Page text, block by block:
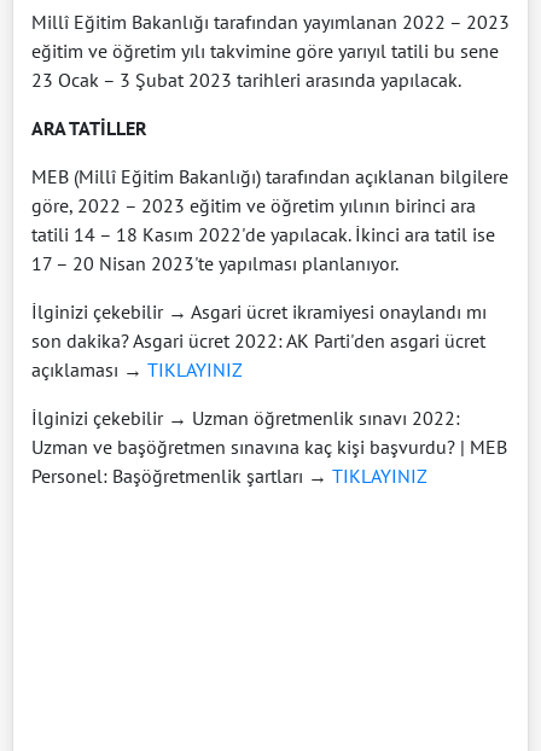
Millî Eğitim Bakanlığı tarafından yayımlanan 2022 – 2023
eğitim ve öğretim yılı takvimine göre yarıyıl tatili bu sene
23 Ocak – 3 Şubat 2023 tarihleri arasında yapılacak.
ARA TATİLLER
MEB (Millî Eğitim Bakanlığı) tarafından açıklanan bilgilere
göre, 2022 – 2023 eğitim ve öğretim yılının birinci ara
tatili 14 – 18 Kasım 2022'de yapılacak. İkinci ara tatil ise
17 – 20 Nisan 2023'te yapılması planlanıyor.
İlginizi çekebilir → Asgari ücret ikramiyesi onaylandı mı
son dakika? Asgari ücret 2022: AK Parti'den asgari ücret
açıklaması → TIKLAYINIZ
İlginizi çekebilir → Uzman öğretmenlik sınavı 2022:
Uzman ve başöğretmen sınavına kaç kişi başvurdu? | MEB
Personel: Başöğretmenlik şartları → TIKLAYINIZ